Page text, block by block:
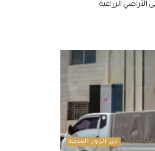
الزراعية
دير الزور المدينة